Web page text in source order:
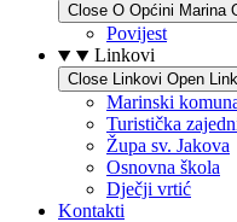
Close O Općini Marina
Povijest
Linkovi
Close Linkovi Open
Marinski
Turistička
Župa sv. Jakova
Osnovna škola
Dječji vrtić
Kontakti